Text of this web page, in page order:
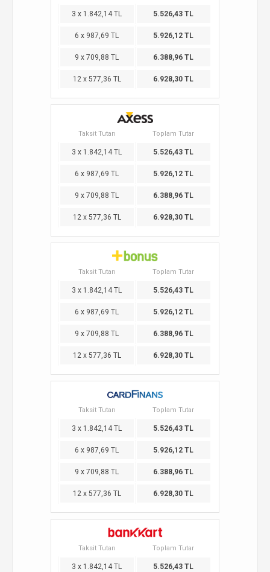
3 x 1.842,14 TL 5.526,43 TL
6 x 987,69 TL 5.926,12 TL
9 x 709,88 TL 6.388,96 TL
12 x 577,36 TL 6.928,30 TL
Taksit Tutarı Toplam Tutar
3 x 1.842,14 TL 5.526,43 TL
6 x 987,69 TL 5.926,12 TL
9 x 709,88 TL 6.388,96 TL
12 x 577,36 TL 6.928,30 TL
Taksit Tutarı Toplam Tutar
3 x 1.842,14 TL 5.526,43 TL
6 x 987,69 TL 5.926,12 TL
9 x 709,88 TL 6.388,96 TL
12 x 577,36 TL 6.928,30 TL
Taksit Tutarı Toplam Tutar
3 x 1.842,14 TL 5.526,43 TL
6 x 987,69 TL 5.926,12 TL
9 x 709,88 TL 6.388,96 TL
12 x 577,36 TL 6.928,30 TL
Taksit Tutarı Toplam Tutar
3 x 1.842,14 TL 5.526,43 TL